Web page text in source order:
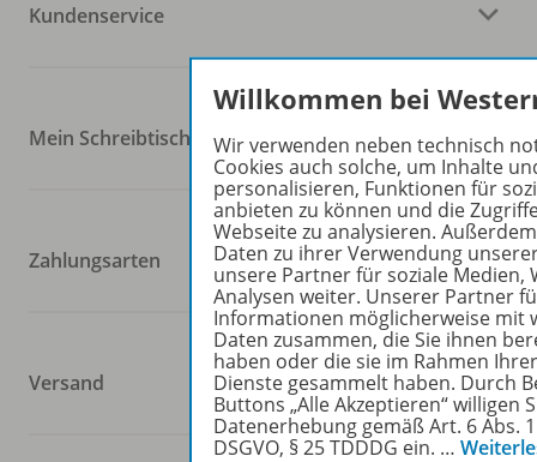
Kundenservice
Mein Schreibtisch / Konto
Zahlungsarten
Versand
Willkommen bei
Wir verwenden neben technisch
Cookies auch solche, um Inhalte
personalisieren, Funktionen für
anbieten zu können und die
Webseite zu analysieren.
Daten zu ihrer Verwendung
unsere Partner für soziale Medien,
Analysen weiter. Unserer Partner
Informationen möglicherweise mit
Daten zusammen, die Sie ihnen
haben oder die sie im Rahmen
Dienste gesammelt haben. Durch
Buttons „Alle Akzeptieren“ willigen
Datenerhebung gemäß Art. 6 Abs. 1
DSGVO, § 25 TDDDG ein. …